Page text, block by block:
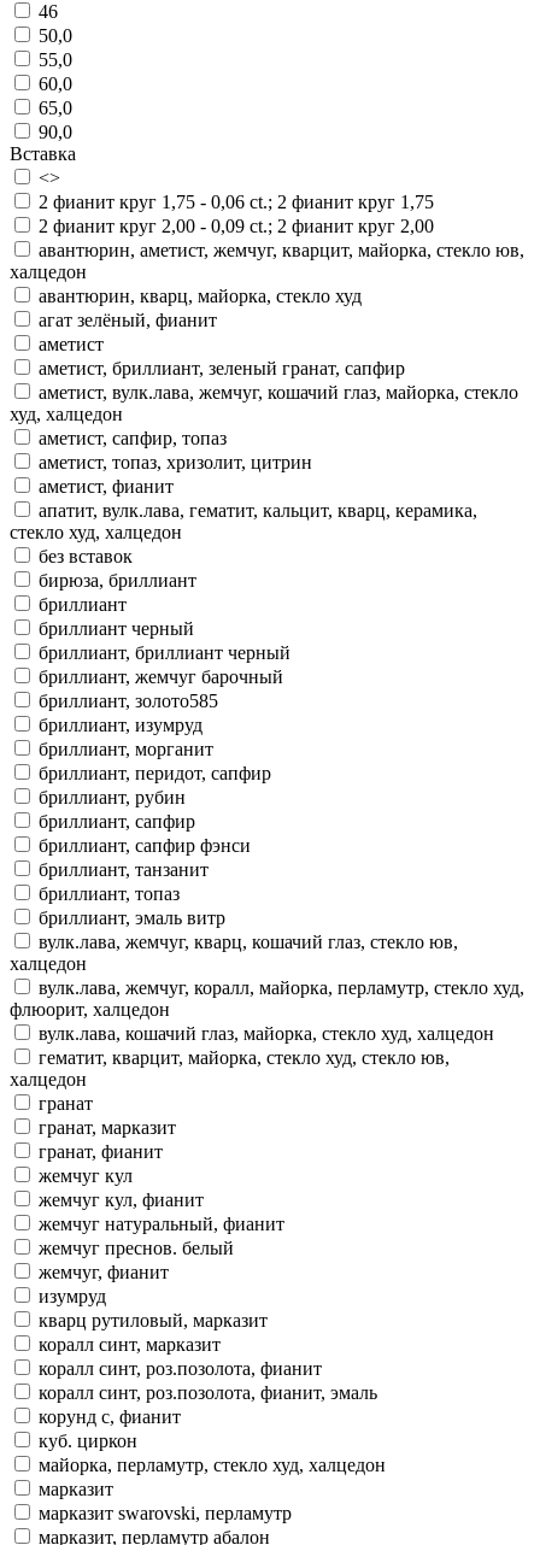
46
50,0
55,0
60,0
65,0
90,0
Вставка
<>
2 фианит круг 1,75 - 0,06 ct.; 2 фианит круг 1,75
2 фианит круг 2,00 - 0,09 ct.; 2 фианит круг 2,00
авантюрин, аметист, жемчуг, кварцит, майорка, стекло юв,
халцедон
авантюрин, кварц, майорка, стекло худ
агат зелёный, фианит
аметист
аметист, бриллиант, зеленый гранат, сапфир
аметист, вулк.лава, жемчуг, кошачий глаз, майорка, стекло
худ, халцедон
аметист, сапфир, топаз
аметист, топаз, хризолит, цитрин
аметист, фианит
апатит, вулк.лава, гематит, кальцит, кварц, керамика,
стекло худ, халцедон
без вставок
бирюза, бриллиант
бриллиант
бриллиант черный
бриллиант, бриллиант черный
бриллиант, жемчуг барочный
бриллиант, золото585
бриллиант, изумруд
бриллиант, морганит
бриллиант, перидот, сапфир
бриллиант, рубин
бриллиант, сапфир
бриллиант, сапфир фэнси
бриллиант, танзанит
бриллиант, топаз
бриллиант, эмаль витр
вулк.лава, жемчуг, кварц, кошачий глаз, стекло юв,
халцедон
вулк.лава, жемчуг, коралл, майорка, перламутр, стекло худ,
флюорит, халцедон
вулк.лава, кошачий глаз, майорка, стекло худ, халцедон
гематит, кварцит, майорка, стекло худ, стекло юв,
халцедон
гранат
гранат, марказит
гранат, фианит
жемчуг кул
жемчуг кул, фианит
жемчуг натуральный, фианит
жемчуг преснов. белый
жемчуг, фианит
изумруд
кварц рутиловый, марказит
коралл синт, марказит
коралл синт, роз.позолота, фианит
коралл синт, роз.позолота, фианит, эмаль
корунд с, фианит
куб. циркон
майорка, перламутр, стекло худ, халцедон
марказит
марказит swarovski, перламутр
марказит, перламутр абалон